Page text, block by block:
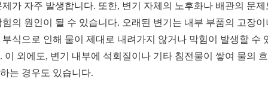
제가 자주 발생합니다. 또한, 변기 자체의 노후화나 배관의 문제
힘의 원인이 될 수 있습니다. 오래된 변기는 내부 부품의 고장이
부식으로 인해 물이 제대로 내려가지 않거나 막힘이 발생할 수
이 외에도, 변기 내부에 석회질이나 기타 침전물이 쌓여 물의
는 경우도 있습니다.